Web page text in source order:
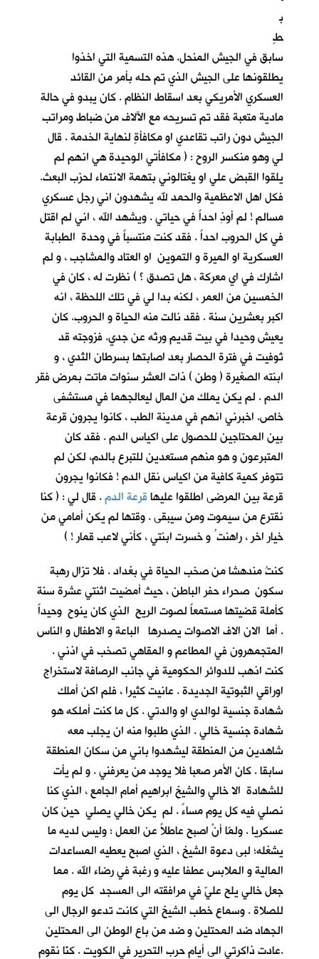
ب
طٍ
سابق في الجيش المنحل. هذه التسمية التي اخذوا
يطلقونها على الجيش الذي تم حله بأمر من القائد
العسكري الأمريكي بعد اسقاط النظام . كان يبدو في حالة
مادية متعبة فقد تم تسريحه مع الآلاف من ضباط ومراتب
الجيش دون راتب تقاعدي او مكافأةٍ لنهاية الخدمة . قال
لي وهو منكسر الروح : ( مكافأتي الوحيدة هي انهم لم
يلقوا القبض علي او يغتالوني بتهمة الانتماء لحزب البعث.
فكل اهل الاعظمية والحمد لله يشهدون اني رجل عسكري
مسالم ! لم أوذِ احداً في حياتي . ويشهد الله ، اني لم اقتل
في كل الحروب احداً . فقد كنت منتسباً في وحدة الطبابة
العسكرية او الميرة و التموين او العتاد والمشاجب ، و لم
اشارك في اي معركة ، هل تصدق ؟ ) نظرت له ، كان في
الخمسين من العمر ، لكنه بدا لي في تلك اللحظة ، انه
اكبر بعشرين سنة . فقد نالت منه الحياة و الحروب. كان
يعيش وحيدا في بيت قديم ورثه عن جدي. فزوجته قد
تُوفيت في فترة الحصار بعد اصابتها بسرطان الثدي ، و
ابنته الصغيرة ( وطن ) ذات العشر سنوات ماتت بمرض فقر
الدم . لم يكن يملك من المال ليعالجهما في مستشفى
خاص. اخبرني انهم في مدينة الطب ، كانوا يجرون قرعة
بين المحتاجين للحصول على اكياس الدم . فقد كان
المتبرعون و هو منهم مستعدين للتبرع بالدم، لكن لم
تتوفر كمية كافية من اكياس نقل الدم ! فكانوا يجرون
قرعة بين المرضى اطلقوا عليهاقرعة الدم. قال لي : ( كنا
نقترع من سيموت ومن سيبقى . وقتها لم يكن أمامي من
خيار اخر ، راهنت ُ و خسرت ابنتي ، كأني لاعب قمار ! )
كنتُ مندهشا من صخب الحياة في بغداد . فلا تزال رهبة
سكون صحراء حفر الباطن ، حيث أمضيت اثنتي عشرة سنة
كأملة قضيتها مستمعاً لصوت الريح الذي كان ينوح وحيداً
. أما الان الاف الاصوات يصدرها الباعة و الاطفال و الناس
المتجمهرون في المطاعم و المقاهي تصخب في اذني .
كنت اذهب للدوائر الحكومية في جانب الرصافة لاستخراج
اوراقي الثبوتية الجديدة . عانيت كثيرا ، فلم اكن أملك
شهادة جنسية لوالدي او والدتي . كل ما كنت أملكه هو
شهادة جنسية خالي . الذي طلبوا منه ان يجلب معه
شاهدين من المنطقة ليشهدوا باني من سكان المنطقة
سابقا . كان الأمر صعبا فلا يوجد من يعرفني . و لم يأت
للشهادة الا خالي والشيخ ابراهيم أمام الجامع ، الذي كنا
نصلي فيه كل يوم مساءً . لم يكن خالي يصلي حين كان
عسكريا . ولمّا أنْ اصبح عاطلاً عن العمل ؛ وليس لديه ما
يشغله؛ لبى دعوة الشيخ ، الذي اصبح يعطيه المساعدات
المالية و الملابس عطفا عليه و رغبة في رضاء الله . مما
جعل خالي يلح عليّ في مرافقته الى المسجد كل يوم
للصلاة . وسماع خطب الشيخ التي كانت تدعو الرجال الى
الجهاد ضد المحتلين و ضد من باع الوطن الى المحتلين
.عادت ذاكرتي الى أيام حرب التحرير في الكويت . كنّا نقوم